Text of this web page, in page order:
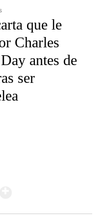
RECEIVE NOTIFICATIONS ABOUT
que le
Charles
antes de
ser